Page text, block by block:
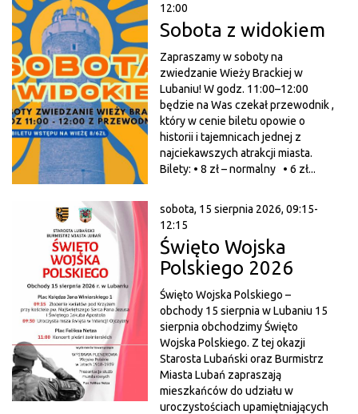
12:00
Sobota z widokiem
Zapraszamy w soboty na
zwiedzanie Wieży Brackiej w
Lubaniu! W godz. 11:00–12:00
będzie na Was czekał przewodnik ,
który w cenie biletu opowie o
historii i tajemnicach jednej z
najciekawszych atrakcji miasta.
Bilety: • 8 zł – normalny • 6 zł...
sobota, 15 sierpnia 2026, 09:15-
12:15
Święto Wojska
Polskiego 2026
Święto Wojska Polskiego –
obchody 15 sierpnia w Lubaniu 15
sierpnia obchodzimy Święto
Wojska Polskiego. Z tej okazji
Starosta Lubański oraz Burmistrz
Miasta Lubań zapraszają
mieszkańców do udziału w
uroczystościach upamiętniających